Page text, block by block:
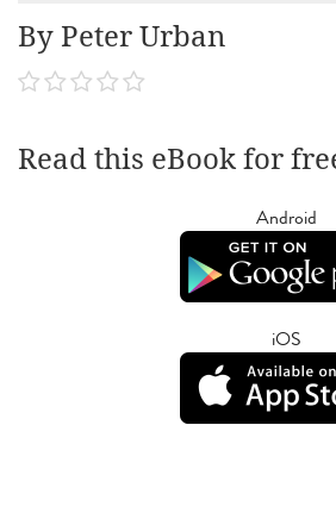
By Peter Urban
Read this eBook for
Android
iOS